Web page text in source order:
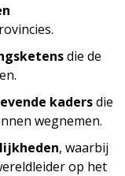
die de
kadersdie
wegnemen.
, waarbij
op het